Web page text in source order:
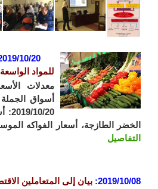
10/20:
للمواد
معدلات
أسواق الجملة
الخضر الطازجة، أسعار الفواكه
التفاصيل
2019/10/08
: بيان إلى المتعاملين